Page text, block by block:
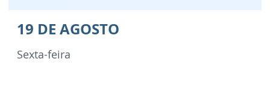
19 DE AGOSTO
Sexta-feira